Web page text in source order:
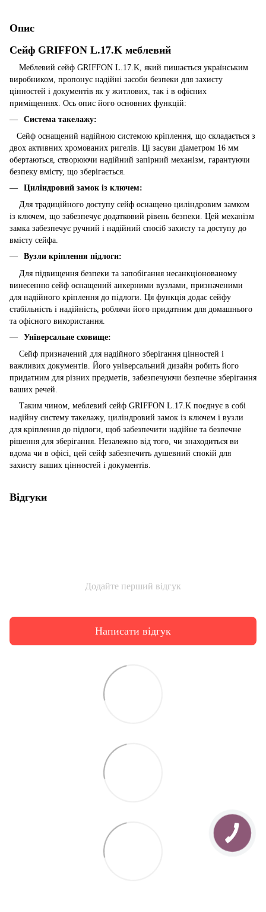
Опис
Сейф GRIFFON L.17.K меблевий
Меблевий сейф GRIFFON L.17.K, який пишається українським
виробником, пропонує надійні засоби безпеки для захисту
цінностей і документів як у житлових, так і в офісних
приміщеннях. Ось опис його основних функцій:
Система такелажу:
Сейф оснащений надійною системою кріплення, що складається з
двох активних хромованих ригелів. Ці засуви діаметром 16 мм
обертаються, створюючи надійний запірний механізм, гарантуючи
безпеку вмісту, що зберігається.
Циліндровий замок із ключем:
Для традиційного доступу сейф оснащено циліндровим замком
із ключем, що забезпечує додатковий рівень безпеки. Цей механізм
замка забезпечує ручний і надійний спосіб захисту та доступу до
вмісту сейфа.
Вузли кріплення підлоги:
Для підвищення безпеки та запобігання несанкціонованому
винесенню сейф оснащений анкерними вузлами, призначеними
для надійного кріплення до підлоги. Ця функція додає сейфу
стабільність і надійність, роблячи його придатним для домашнього
та офісного використання.
Універсальне сховище:
Сейф призначений для надійного зберігання цінностей і
важливих документів. Його універсальний дизайн робить його
придатним для різних предметів, забезпечуючи безпечне зберігання
ваших речей.
Таким чином, меблевий сейф GRIFFON L.17.K поєднує в собі
надійну систему такелажу, циліндровий замок із ключем і вузли
для кріплення до підлоги, щоб забезпечити надійне та безпечне
рішення для зберігання. Незалежно від того, чи знаходиться ви
вдома чи в офісі, цей сейф забезпечить душевний спокій для
захисту ваших цінностей і документів.
Відгуки
Додайте перший відгук
Написати відгук